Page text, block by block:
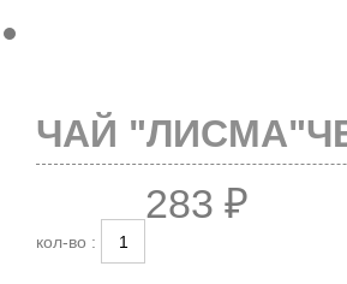
ЧАЙ
283 ₽
кол-во :